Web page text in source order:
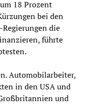
18 Prozent
bei den
die
führte
Automobilarbeiter,
in den USA und
und